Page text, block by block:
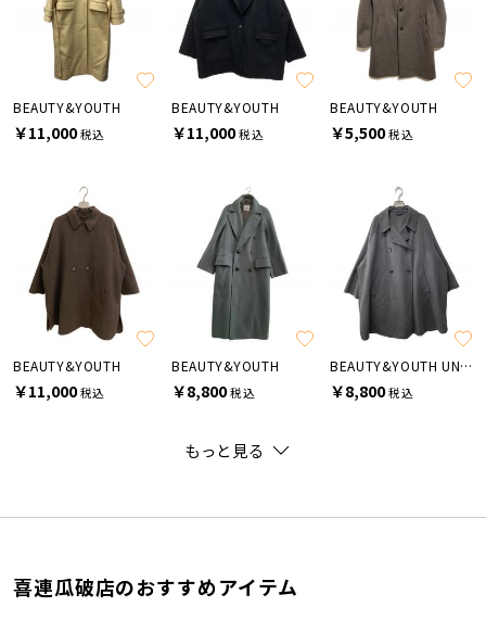
BEAUTY&YOUTH
￥11,000税込
BEAUTY&YOUTH
￥11,000税込
BEAUTY&YOUTH
￥5,500税込
BEAUTY&YOUTH
￥11,000税込
BEAUTY&YOUTH
￥8,800税込
BEAUTY&YOUTH UNITED ARROWS
￥8,800税込
もっと見る
喜連瓜破店のおすすめアイテム